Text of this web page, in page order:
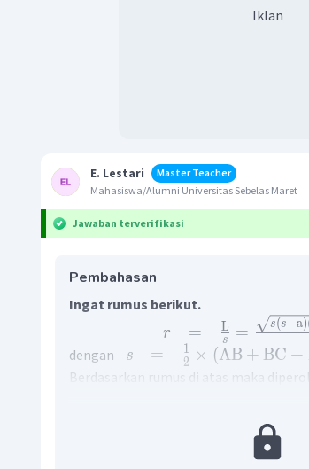
Iklan
E. Lestari
Master Teacher
Mahasiswa/Alumni Universitas Sebelas Maret
Jawaban terverifikasi
Pembahasan
Ingat rumus berikut.
r = s
L = s(s−a)
dengan s = 2
1 × (AB + BC +
Berdasarkan rumus di atas maka
cm